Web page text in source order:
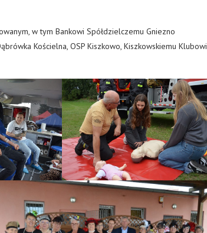
w tym Bankowi Spółdzielczemu Gniezno
Kościelna, OSP Kiszkowo, Kiszkowskiemu Klubowi